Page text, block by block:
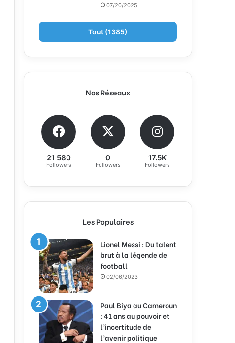
07/20/2025
Tout (1385)
Nos Réseaux
21 580
Followers
0
Followers
17.5K
Followers
Les Populaires
Lionel Messi : Du talent
brut à la légende de
football
02/06/2023
Paul Biya au Cameroun
: 41 ans au pouvoir et
l’incertitude de
l’avenir politique